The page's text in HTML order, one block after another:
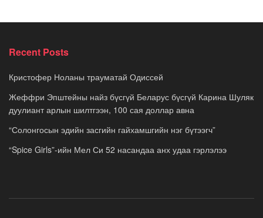
Recent Posts
Кристофер Ноланы трауматай Одиссей
Жеффри Эпштейны найз бүсгүй Беларус бүсгүй Карина Шуляк
дуулиант арлын шилтгээн, 100 сая доллар авна
“Солонгосын эдийн засгийн гайхамшгийн нэг бүтээгч”
“Spice Girls”-ийн Мел Си 52 насандаа анх удаа гэрлэлээ